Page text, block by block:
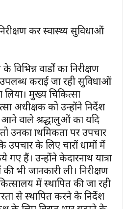
कर स्वास्थ्य सुविधाओं
वार्डों का निरीक्षण
कराई जा रही सुविधाओं
मुख्य चिकित्सा
अधीक्षक को उन्होंने निर्देश
वाले श्रद्धालुओं का यदि
उनका प्राथमिकता पर उपचार
उपचार के लिए चारों धामों में
हैं। उन्होंने केदारनाथ यात्रा
भी जानकारी ली। निरीक्षण
में स्थापित की जा रही
से स्थापित करने के निर्देश